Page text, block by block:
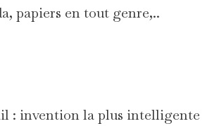
papiers en tout genre,..
: invention la plus intelligente